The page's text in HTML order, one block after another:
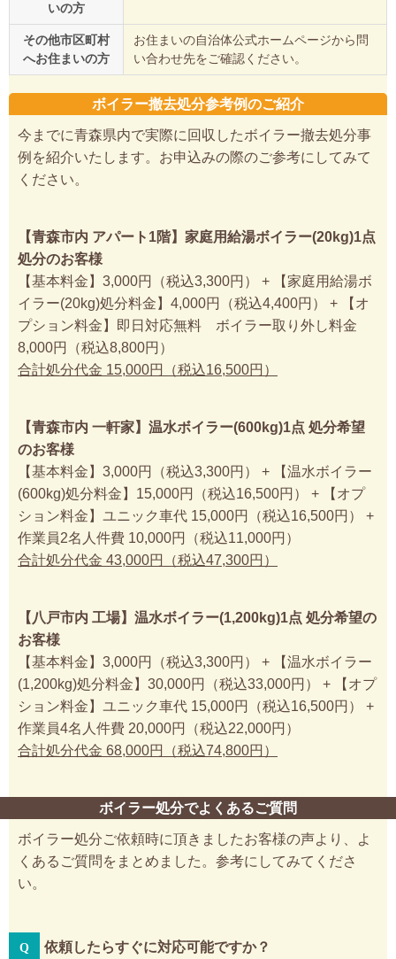
いの方
その他市区町村
へお住まいの方
お住まいの自治体公式ホームページから問
い合わせ先をご確認ください。
ボイラー撤去処分参考例のご紹介
今までに青森県内で実際に回収したボイラー撤去処分事
例を紹介いたします。お申込みの際のご参考にしてみて
ください。
【青森市内 アパート1階】家庭用給湯ボイラー(20kg)1点
処分のお客様
【基本料金】3,000円（税込3,300円） + 【家庭用給湯ボ
イラー(20kg)処分料金】4,000円（税込4,400円） + 【オ
プション料金】即日対応無料 ボイラー取り外し料金
8,000円（税込8,800円）
合計処分代金 15,000円（税込16,500円）
【青森市内 一軒家】温水ボイラー(600kg)1点 処分希望
のお客様
【基本料金】3,000円（税込3,300円） + 【温水ボイラー
(600kg)処分料金】15,000円（税込16,500円） + 【オプ
ション料金】ユニック車代 15,000円（税込16,500円） +
作業員2名人件費 10,000円（税込11,000円）
合計処分代金 43,000円（税込47,300円）
【八戸市内 工場】温水ボイラー(1,200kg)1点 処分希望の
お客様
【基本料金】3,000円（税込3,300円） + 【温水ボイラー
(1,200kg)処分料金】30,000円（税込33,000円） + 【オプ
ション料金】ユニック車代 15,000円（税込16,500円） +
作業員4名人件費 20,000円（税込22,000円）
合計処分代金 68,000円（税込74,800円）
ボイラー処分でよくあるご質問
ボイラー処分ご依頼時に頂きましたお客様の声より、よ
くあるご質問をまとめました。参考にしてみてくださ
い。
依頼したらすぐに対応可能ですか？